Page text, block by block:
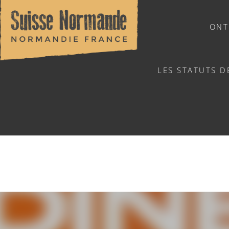
LES STATUTS
DÎNER-CONCERT
/Activiteiten